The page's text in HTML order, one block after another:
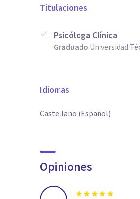
Titulaciones
Psicóloga Clínica
Graduado Universidad
Idiomas
Castellano (Español)
Opiniones